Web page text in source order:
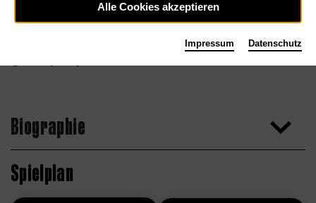
Biographie
Spielplan
Alle Cookies akzeptieren
Impressum Datenschutz